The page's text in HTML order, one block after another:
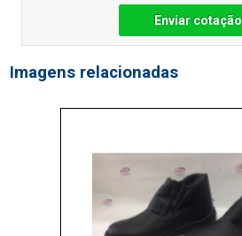
Enviar cotação
Imagens relacionadas